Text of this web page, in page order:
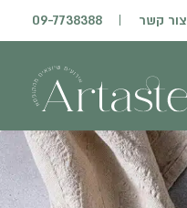
צור קשר 09-7738388